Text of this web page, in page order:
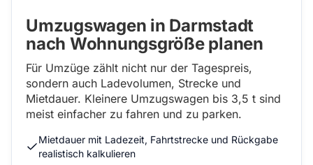
Umzugswagen in Darmstadt
nach Wohnungsgröße planen
Für Umzüge zählt nicht nur der Tagespreis,
sondern auch Ladevolumen, Strecke und
Mietdauer. Kleinere Umzugswagen bis 3,5 t sind
meist einfacher zu fahren und zu parken.
Mietdauer mit Ladezeit, Fahrtstrecke und Rückgabe
realistisch kalkulieren